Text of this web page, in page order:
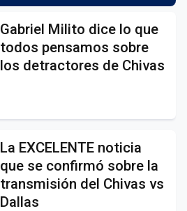
Gabriel Milito dice lo que
todos pensamos sobre
los detractores de Chivas
La EXCELENTE noticia
que se confirmó sobre la
transmisión del Chivas vs
Dallas